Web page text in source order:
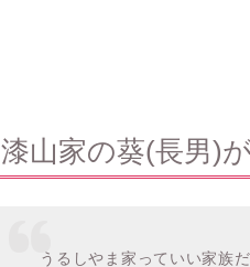
漆山家の葵(長男)
うるしやま家っていい家族だ